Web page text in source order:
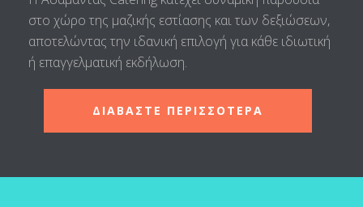
στο χώρο της μαζικής εστίασης και των δεξιώσεων,
αποτελώντας την ιδανική επιλογή για κάθε ιδιωτική
ή επαγγελματική εκδήλωση.
ΔΙΑΒΑΣΤΕ ΠΕΡΙΣΣΟΤΕΡΑ